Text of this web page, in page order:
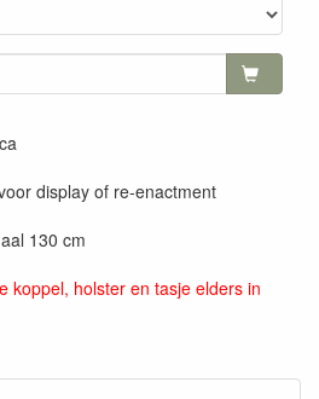
display of re-enactment
130 cm
koppel, holster en tasje elders in